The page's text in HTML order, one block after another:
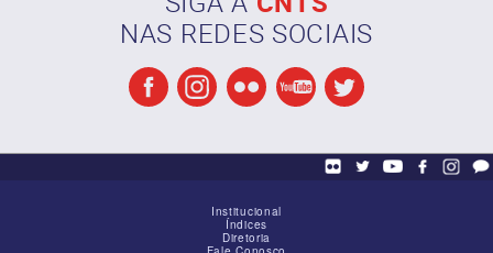
NAS REDES SOCIAIS
Institucional
Índices
Diretoria